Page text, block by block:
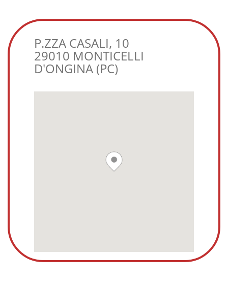
P.ZZA CASALI, 10
29010 MONTICELLI
D'ONGINA (PC)